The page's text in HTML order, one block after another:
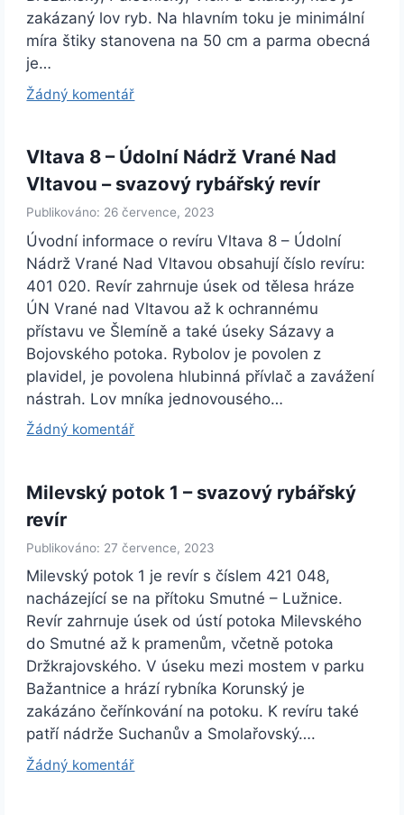
zakázaný lov ryb. Na hlavním toku je minimální
míra štiky stanovena na 50 cm a parma obecná
je…
Žádný komentář
Vltava 8 – Údolní Nádrž Vrané Nad
Vltavou – svazový rybářský revír
Publikováno: 26 července, 2023
Úvodní informace o revíru Vltava 8 – Údolní
Nádrž Vrané Nad Vltavou obsahují číslo revíru:
401 020. Revír zahrnuje úsek od tělesa hráze
ÚN Vrané nad Vltavou až k ochrannému
přístavu ve Šlemíně a také úseky Sázavy a
Bojovského potoka. Rybolov je povolen z
plavidel, je povolena hlubinná přívlač a zavážení
nástrah. Lov mníka jednovousého…
Žádný komentář
Milevský potok 1 – svazový rybářský
revír
Publikováno: 27 července, 2023
Milevský potok 1 je revír s číslem 421 048,
nacházející se na přítoku Smutné – Lužnice.
Revír zahrnuje úsek od ústí potoka Milevského
do Smutné až k pramenům, včetně potoka
Držkrajovského. V úseku mezi mostem v parku
Bažantnice a hrází rybníka Korunský je
zakázáno čeřínkování na potoku. K revíru také
patří nádrže Suchanův a Smolařovský….
Žádný komentář